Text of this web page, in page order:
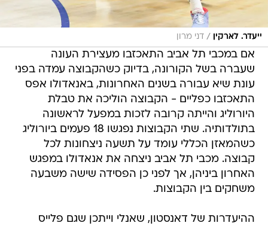
ייעדר. לארקין / דני מרון
אם במכבי תל אביב התאכזבו מעצירת העונה
שעברה בשל הקורונה, בדיוק כשהקבוצה עמדה בפני
עונת שיא עבורה בשנים האחרונות, באנאדולו אפס
התאכזבו כפליים - הקבוצה הוליכה את טבלת
היורוליג והייתה קרובה לזכות במפעל לראשונה
בתולדותיה. שתי הקבוצות נפגשו 18 פעמים ביורוליג
כשהמאזן הכללי עומד על תשעה ניצחונות לכל
קבוצה. מכבי תל אביב ניצחה את אנאדולו במפגש
האחרון ביניהן, אך לפני כן הפסידה שישה משבעה
משחקים בין הקבוצות.
ההיעדרות של דאנסטון, שאנלי וייתכן שגם פלייס